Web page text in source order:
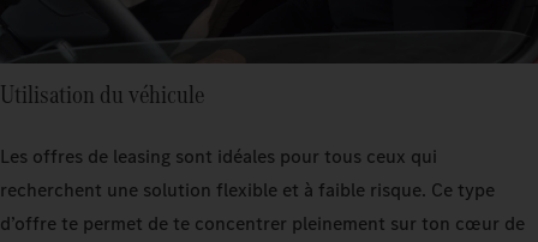
Utilisation du véhicule
Les offres de leasing sont idéales pour tous ceux qui
recherchent une solution flexible et à faible risque. Ce type
d’offre te permet de te concentrer pleinement sur ton cœur de